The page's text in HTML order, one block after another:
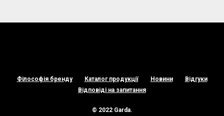
Філософія бренду Каталог продукції Новини
Відгуки
Відповіді на запитання
© 2022 Garda.